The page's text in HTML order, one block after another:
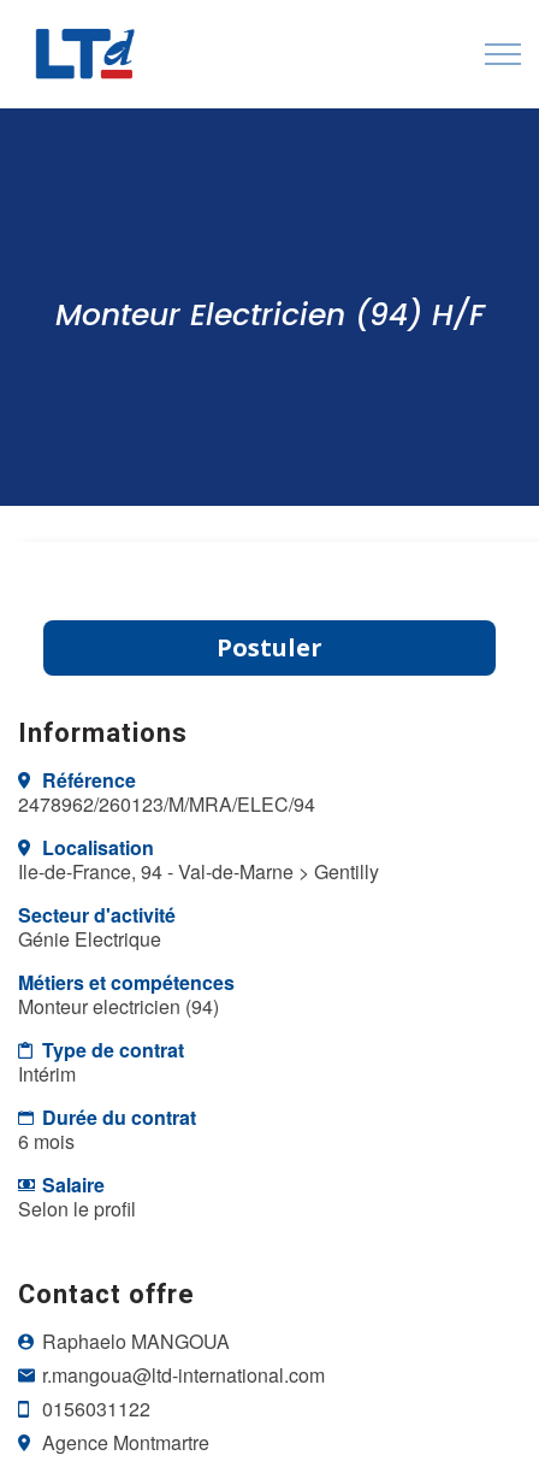
Contactez-nous
Monteur Electricien (94) H/F
Postuler
Informations
Référence
2478962/260123/M/MRA/ELEC/94
Localisation
Ile-de-France, 94 - Val-de-Marne > Gentilly
Secteur d'activité
Génie Electrique
Métiers et compétences
Monteur electricien (94)
Type de contrat
Intérim
Durée du contrat
6 mois
Salaire
Selon le profil
Contact offre
Raphaelo MANGOUA
r.mangoua@ltd-international.com
0156031122
Agence Montmartre